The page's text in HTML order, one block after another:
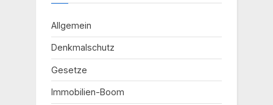
Allgemein
Denkmalschutz
Gesetze
Immobilien-Boom